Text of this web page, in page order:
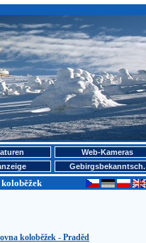
Web-Kameras
Gebirgsbekanntsch.
koloběžek - Praděd